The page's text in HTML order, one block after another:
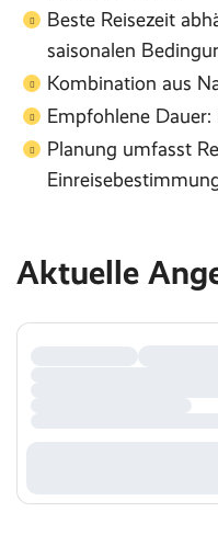
Beste Reisezeit
saisonalen
Kombination aus
Empfohlene
Planung umfasst
Aktuelle